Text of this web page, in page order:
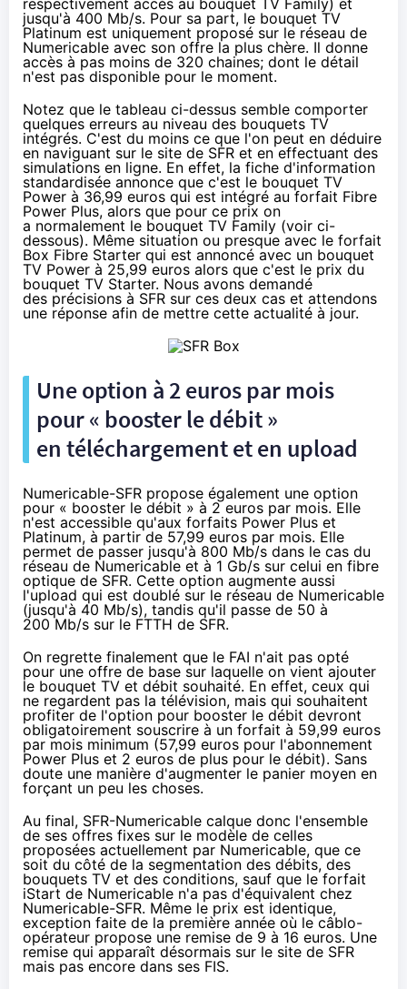
respectivement accès au bouquet TV Family) et
jusqu'à 400 Mb/s. Pour sa part, le bouquet TV
Platinum est uniquement proposé sur le réseau de
Numericable avec son offre la plus chère. Il donne
accès à pas moins de 320 chaines; dont le détail
n'est pas disponible pour le moment.
Notez que le tableau ci-dessus semble comporter
quelques erreurs au niveau des bouquets TV
intégrés. C'est du moins ce que l'on peut en déduire
en naviguant sur le site de SFR et en effectuant des
simulations en ligne. En effet, la fiche d'information
standardisée annonce que c'est le bouquet TV
Power à 36,99 euros qui est intégré au forfait Fibre
Power Plus, alors que pour ce prix on
a normalement le bouquet TV Family (voir ci-
dessous). Même situation ou presque avec le forfait
Box Fibre Starter qui est annoncé avec un bouquet
TV Power à 25,99 euros alors que c'est le prix du
bouquet TV Starter. Nous avons demandé
des précisions à SFR sur ces deux cas et attendons
une réponse afin de mettre cette actualité à jour.
Une option à 2 euros par mois
pour « booster le débit »
en téléchargement et en upload
Numericable-SFR propose également une option
pour « booster le débit » à 2 euros par mois. Elle
n'est accessible qu'aux forfaits Power Plus et
Platinum, à partir de 57,99 euros par mois. Elle
permet de passer jusqu'à 800 Mb/s dans le cas du
réseau de Numericable et à 1 Gb/s sur celui en fibre
optique de SFR. Cette option augmente aussi
l'upload qui est doublé sur le réseau de Numericable
(jusqu'à 40 Mb/s), tandis qu'il passe de 50 à
200 Mb/s sur le FTTH de SFR.
On regrette finalement que le FAI n'ait pas opté
pour une offre de base sur laquelle on vient ajouter
le bouquet TV et débit souhaité. En effet, ceux qui
ne regardent pas la télévision, mais qui souhaitent
profiter de l'option pour booster le débit devront
obligatoirement souscrire à un forfait à 59,99 euros
par mois minimum (57,99 euros pour l'abonnement
Power Plus et 2 euros de plus pour le débit). Sans
doute une manière d'augmenter le panier moyen en
forçant un peu les choses.
Au final, SFR-Numericable calque donc l'ensemble
de ses offres fixes sur le modèle de celles
proposées actuellement par Numericable, que ce
soit du côté de la segmentation des débits, des
bouquets TV et des conditions, sauf que le forfait
iStart de Numericable n'a pas d'équivalent chez
Numericable-SFR. Même le prix est identique,
exception faite de la première année où le câblo-
opérateur propose une remise de 9 à 16 euros. Une
remise qui apparaît désormais sur le site de SFR
mais pas encore dans ses FIS.